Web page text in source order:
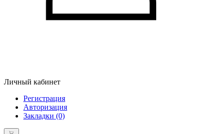
Личный кабинет
Регистрация
Авторизация
Закладки (0)